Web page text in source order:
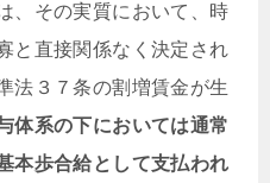
、その実質において、時
と直接関係なく決定され
法３７条の割増賃金が生
体系の下においては通常
本歩合給として支払われ